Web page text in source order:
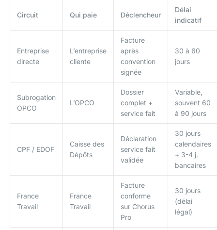
Circuit Qui paie Déclencheur
Délai
indicatif
Entreprise
directe
L’entreprise
cliente
Facture
après
convention
signée
30 à 60
jours
Subrogation
OPCO
L’OPCO
Dossier
complet +
service fait
Variable,
souvent 60
à 90 jours
CPF / EDOF
Caisse des
Dépôts
Déclaration
service fait
validée
30 jours
calendaires
+ 3-4 j.
bancaires
France
Travail
France
Travail
Facture
conforme
sur Chorus
Pro
30 jours
(délai
légal)